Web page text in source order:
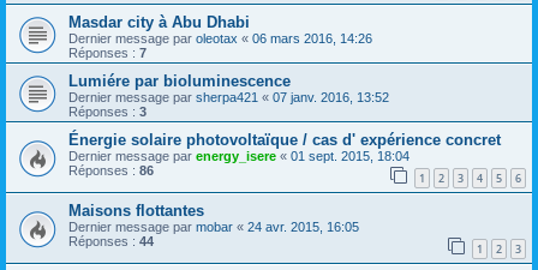
Masdar city à Abu Dhabi
Dernier message par oleotax « 06 mars 2016, 14:26
Réponses : 7
Lumiére par bioluminescence
Dernier message par sherpa421 « 07 janv. 2016, 13:52
Réponses : 3
Énergie solaire photovoltaïque / cas d' expérience concret
Dernier message par energy_isere « 01 sept. 2015, 18:04
Réponses : 86 1 2 3 4 5 6
Maisons flottantes
Dernier message par mobar « 24 avr. 2015, 16:05
Réponses : 44 1 2 3